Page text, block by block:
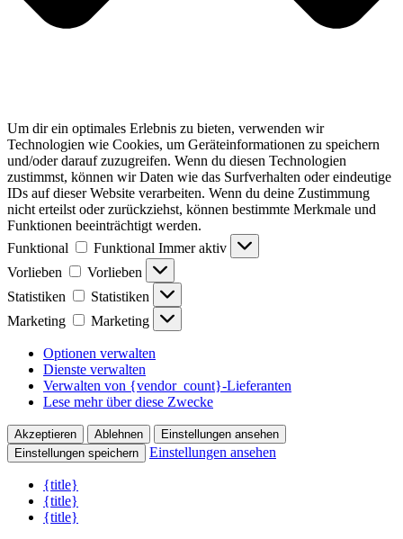
Um dir ein optimales Erlebnis zu bieten, verwenden wir
Technologien wie Cookies, um Geräteinformationen zu speichern
und/oder darauf zuzugreifen. Wenn du diesen Technologien
zustimmst, können wir Daten wie das Surfverhalten oder eindeutige
IDs auf dieser Website verarbeiten. Wenn du deine Zustimmung
nicht erteilst oder zurückziehst, können bestimmte Merkmale und
Funktionen beeinträchtigt werden.
Funktional
Funktional Immer aktiv
Vorlieben
Vorlieben
Statistiken
Statistiken
Marketing
Marketing
Optionen verwalten
Dienste verwalten
Verwalten von {vendor_count}-Lieferanten
Lese mehr über diese Zwecke
Akzeptieren Ablehnen
Einstellungen ansehen
Einstellungen speichern
Einstellungen ansehen
{title}
{title}
{title}